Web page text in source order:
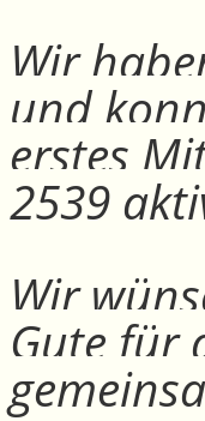
Wir
und
erstes
2539
Wir
Gute für